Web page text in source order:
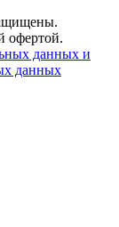
офертой.
данных и
данных